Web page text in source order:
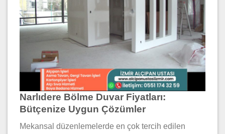
Narlıdere Bölme Duvar Fiyatları:
Bütçenize Uygun Çözümler
Mekansal düzenlemelerde en çok tercih edilen